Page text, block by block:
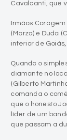
(Marzo) e Duda
Quando o
diamante no
comanda o
que o honesto
líder de um
que passam a
Para escrever
inspirou em